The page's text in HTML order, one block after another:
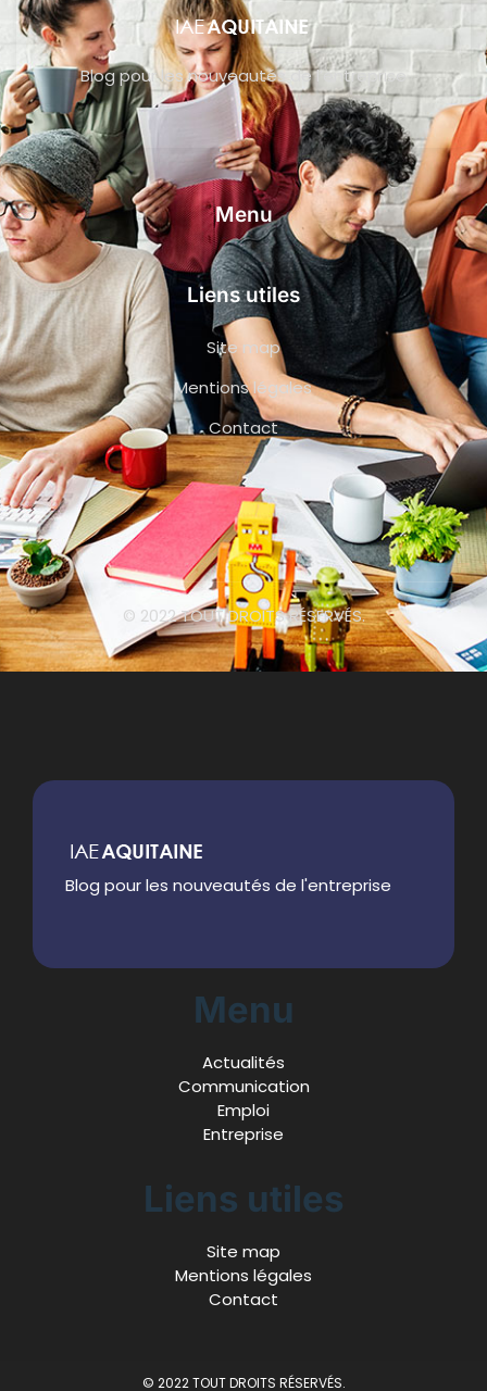
Blog pour les nouveautés de l’entreprise
Menu
Liens utiles
Site map
Mentions légales
Contact
© 2022 TOUT DROITS RÉSERVÉS.
Blog pour les nouveautés de l'entreprise
Menu
Actualités
Communication
Emploi
Entreprise
Liens utiles
Site map
Mentions légales
Contact
© 2022 TOUT DROITS RÉSERVÉS.